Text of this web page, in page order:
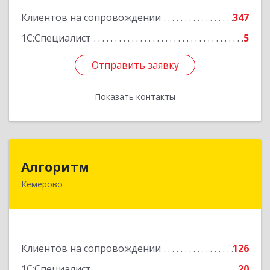
Клиентов на сопровождении
347
1С:Специалист
5
Отправить заявку
Показать контакты
Отправить заявку
Назад
Алгоритм
Кемерово
Клиентов на сопровождении
126